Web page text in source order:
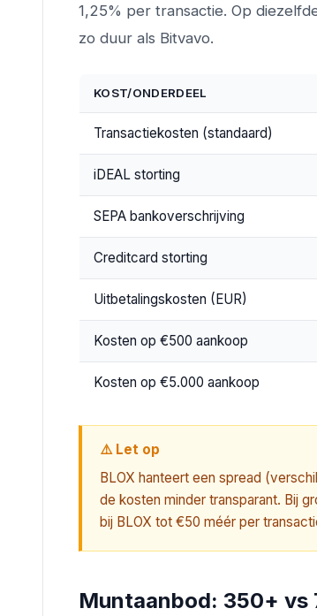
1,25% per transactie. Op
zo duur als Bitvavo.
KOST/ONDERDEEL
Transactiekosten (standaard)
iDEAL storting
SEPA bankoverschrijving
Creditcard storting
Uitbetalingskosten (EUR)
Kosten op €500 aankoop
Kosten op €5.000 aankoop
⚠️ Let op
BLOX hanteert een spread
de kosten minder transparant. Bij
bij BLOX tot €50 méér per
Muntaanbod: 350+ vs